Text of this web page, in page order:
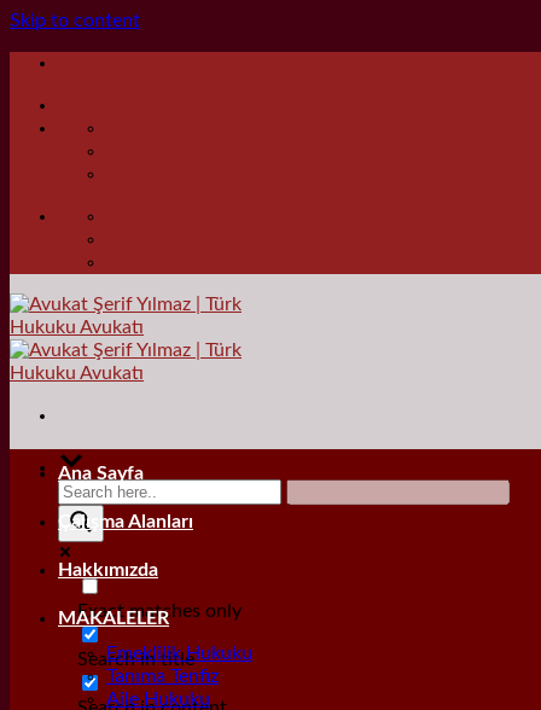
Skip to content
Exact matches only
Search in title
Ana Sayfa
Çalışma Alanları
Hakkımızda
MAKALELER
Emeklilik Hukuku
Tanıma Tenfiz
Aile Hukuku